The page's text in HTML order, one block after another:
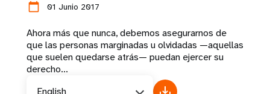
calendar_today 01 Junio 2017
Ahora más que nunca, debemos asegurarnos de
que las personas marginadas u olvidadas —aquellas
que suelen quedarse atrás— puedan ejercer su
derecho...